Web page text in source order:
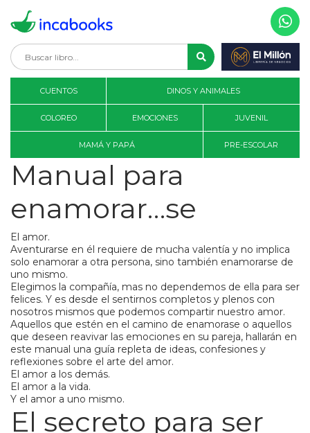
CUENTOS DINOS Y ANIMALES
COLOREO EMOCIONES JUVENIL
MAMÁ Y PAPÁ PRE-ESCOLAR
Manual para
enamorar…se
El amor.
Aventurarse en él requiere de mucha valentía y no implica
solo enamorar a otra persona, sino también enamorarse de
uno mismo.
Elegimos la compañía, mas no dependemos de ella para ser
felices. Y es desde el sentirnos completos y plenos con
nosotros mismos que podemos compartir nuestro amor.
Aquellos que estén en el camino de enamorase o aquellos
que deseen reavivar las emociones en su pareja, hallarán en
este manual una guía repleta de ideas, confesiones y
reflexiones sobre el arte del amor.
El amor a los demás.
El amor a la vida.
Y el amor a uno mismo.
El secreto para ser